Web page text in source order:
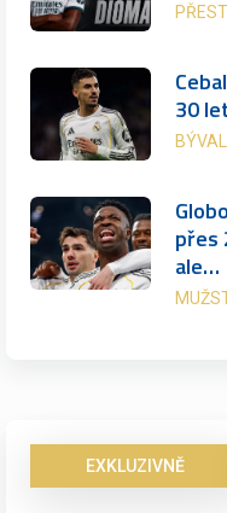
30
přes
ale…
EXKLUZIVNĚ